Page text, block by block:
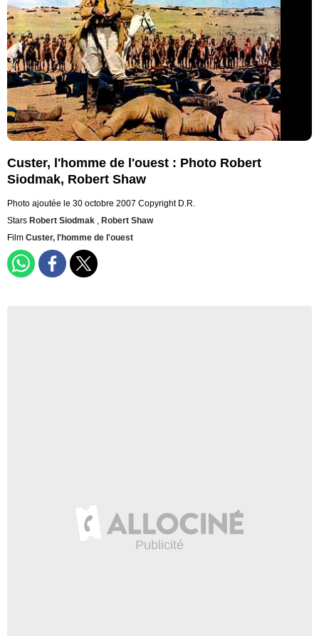
Custer, l'homme de l'ouest : Photo Robert
Siodmak, Robert Shaw
Photo ajoutée le 30 octobre 2007 Copyright D.R.
Stars Robert Siodmak , Robert Shaw
Film Custer, l'homme de l'ouest